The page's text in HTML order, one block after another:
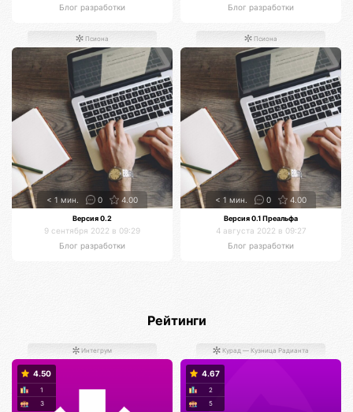
Блог разработки
Блог разработки
Псиона
< 1 мин. 0 4.00
Версия 0.2
9 сентября 2022 в 09:29
Блог разработки
Псиона
< 1 мин. 0 4.00
Версия 0.1 Преальфа
4 августа 2022 в 09:27
Блог разработки
Рейтинги
Интегрум
4.50
3
1
Курад — Кузница Радианта
4.67
5
2